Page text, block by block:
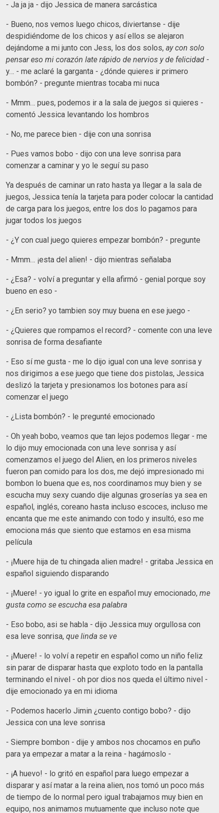
- Ja ja ja - dijo Jessica de manera sarcástica
- Bueno, nos vemos luego chicos, diviertanse - dije
despidiéndome de los chicos y así ellos se alejaron
dejándome a mi junto con Jess, los dos solos, ay con solo
pensar eso mi corazón late rápido de nervios y de felicidad -
y… - me aclaré la garganta - ¿dónde quieres ir primero
bombón? - pregunte mientras tocaba mi nuca
- Mmm… pues, podemos ir a la sala de juegos si quieres -
comentó Jessica levantando los hombros
- No, me parece bien - dije con una sonrisa
- Pues vamos bobo - dijo con una leve sonrisa para
comenzar a caminar y yo le seguí su paso
Ya después de caminar un rato hasta ya llegar a la sala de
juegos, Jessica tenía la tarjeta para poder colocar la cantidad
de carga para los juegos, entre los dos lo pagamos para
jugar todos los juegos
- ¿Y con cual juego quieres empezar bombón? - pregunte
- Mmm… ¡esta del alien! - dijo mientras señalaba
- ¿Esa? - volví a preguntar y ella afirmó - genial porque soy
bueno en eso -
- ¿En serio? yo tambien soy muy buena en ese juego -
- ¿Quieres que rompamos el record? - comente con una leve
sonrisa de forma desafiante
- Eso sí me gusta - me lo dijo igual con una leve sonrisa y
nos dirigimos a ese juego que tiene dos pistolas, Jessica
deslizó la tarjeta y presionamos los botones para así
comenzar el juego
- ¿Lista bombón? - le pregunté emocionado
- Oh yeah bobo, veamos que tan lejos podemos llegar - me
lo dijo muy emocionada con una leve sonrisa y así
comenzamos el juego del Alien, en los primeros niveles
fueron pan comido para los dos, me dejó impresionado mi
bombon lo buena que es, nos coordinamos muy bien y se
escucha muy sexy cuando dije algunas groserías ya sea en
español, inglés, coreano hasta incluso escoces, incluso me
encanta que me este animando con todo y insultó, eso me
emociona más que siento que estamos en esa misma
película
- ¡Muere hija de tu chingada alien madre! - gritaba Jessica en
español siguiendo disparando
- ¡Muere! - yo igual lo grite en español muy emocionado, me
gusta como se escucha esa palabra
- Eso bobo, asi se habla - dijo Jessica muy orgullosa con
esa leve sonrisa, que linda se ve
- ¡Muere! - lo volví a repetir en español como un niño feliz
sin parar de disparar hasta que exploto todo en la pantalla
terminando el nivel - oh por dios nos queda el último nivel -
dije emocionado ya en mi idioma
- Podemos hacerlo Jimin ¿cuento contigo bobo? - dijo
Jessica con una leve sonrisa
- Siempre bombon - dije y ambos nos chocamos en puño
para ya empezar a matar a la reina - hagámoslo -
- ¡A huevo! - lo gritó en español para luego empezar a
disparar y así matar a la reina alien, nos tomó un poco más
de tiempo de lo normal pero igual trabajamos muy bien en
equipo, nos animamos mutuamente que incluso note que